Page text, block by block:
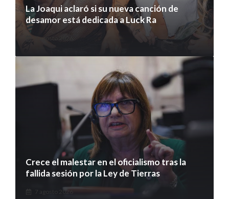
La Joaqui aclaró si su nueva canción de
desamor está dedicada a Luck Ra
7 agosto 2026
Crece el malestar en el oficialismo tras la
fallida sesión por la Ley de Tierras
7 agosto 2026